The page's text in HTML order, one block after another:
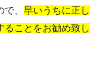
、 早いうちに正し
ることをお勧め致し